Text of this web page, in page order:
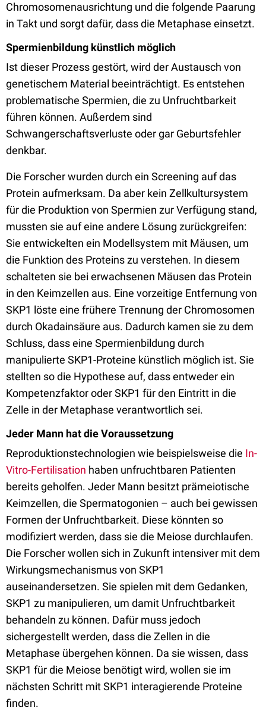
Chromosomenausrichtung und die folgende Paarung
in Takt und sorgt dafür, dass die Metaphase einsetzt.
Spermienbildung künstlich möglich
Ist dieser Prozess gestört, wird der Austausch von
genetischem Material beeinträchtigt. Es entstehen
problematische Spermien, die zu Unfruchtbarkeit
führen können. Außerdem sind
Schwangerschaftsverluste oder gar Geburtsfehler
denkbar.
Die Forscher wurden durch ein Screening auf das
Protein aufmerksam. Da aber kein Zellkultursystem
für die Produktion von Spermien zur Verfügung stand,
mussten sie auf eine andere Lösung zurückgreifen:
Sie entwickelten ein Modellsystem mit Mäusen, um
die Funktion des Proteins zu verstehen. In diesem
schalteten sie bei erwachsenen Mäusen das Protein
in den Keimzellen aus. Eine vorzeitige Entfernung von
SKP1 löste eine frühere Trennung der Chromosomen
durch Okadainsäure aus. Dadurch kamen sie zu dem
Schluss, dass eine Spermienbildung durch
manipulierte SKP1-Proteine künstlich möglich ist. Sie
stellten so die Hypothese auf, dass entweder ein
Kompetenzfaktor oder SKP1 für den Eintritt in die
Zelle in der Metaphase verantwortlich sei.
Jeder Mann hat die Voraussetzung
Reproduktionstechnologien wie beispielsweise die In-
Vitro-Fertilisation haben unfruchtbaren Patienten
bereits geholfen. Jeder Mann besitzt prämeiotische
Keimzellen, die Spermatogonien – auch bei gewissen
Formen der Unfruchtbarkeit. Diese könnten so
modifiziert werden, dass sie die Meiose durchlaufen.
Die Forscher wollen sich in Zukunft intensiver mit dem
Wirkungsmechanismus von SKP1
auseinandersetzen. Sie spielen mit dem Gedanken,
SKP1 zu manipulieren, um damit Unfruchtbarkeit
behandeln zu können. Dafür muss jedoch
sichergestellt werden, dass die Zellen in die
Metaphase übergehen können. Da sie wissen, dass
SKP1 für die Meiose benötigt wird, wollen sie im
nächsten Schritt mit SKP1 interagierende Proteine
finden.